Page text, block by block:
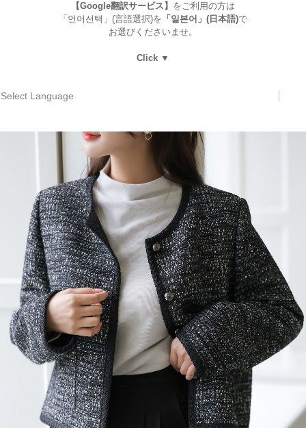
【Google翻訳サービス】 をご利用の方は
「언어선택」(言語選択)を 「일본어」(日本語)で
お選びくださいませ。
Click ▼
Select Language